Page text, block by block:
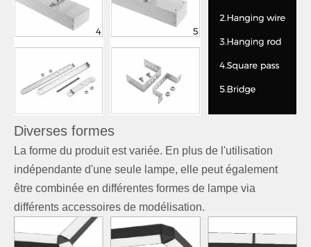
Diverses formes
La forme du produit est variée. En plus de l'utilisation
indépendante d'une seule lampe, elle peut également
être combinée en différentes formes de lampe via
différents accessoires de modélisation.